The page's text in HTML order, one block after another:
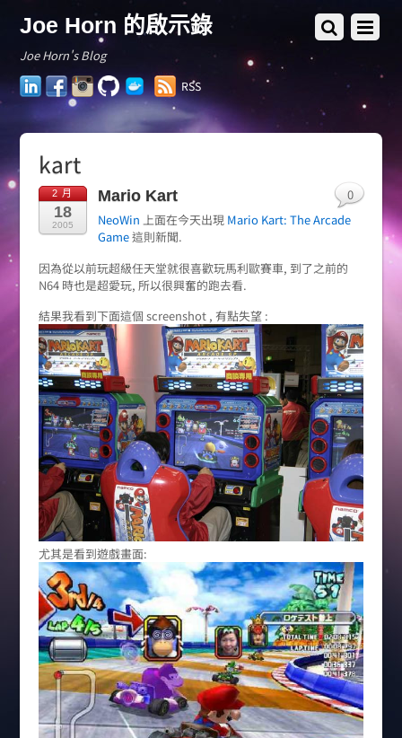
Joe Horn 的啟示錄
Joe Horn's Blog
LinkedInFacebookInstagram
GitHubDocker
Hub
RSS
kart
2 月
18
2005
Mario Kart
NeoWin 上面在今天出現 Mario Kart: The Arcade
Game這則新聞.
因為從以前玩超級任天堂就很喜歡玩馬利歐賽車, 到了之前的
N64 時也是超愛玩, 所以很興奮的跑去看.
結果我看到下面這個 screenshot , 有點失望 :
尤其是看到遊戲畫面:
0